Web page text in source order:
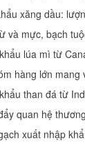
xăng dầu:
và mực, bạch
lúa mì từ
hàng lớn mang
than đá từ
quan hệ
xuất nhập